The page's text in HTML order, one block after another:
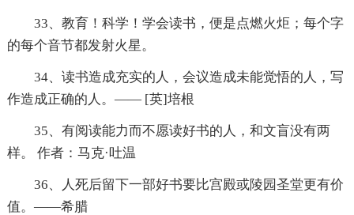
33、教育！科学！学会读书，便是点燃火炬；每个字
的每个音节都发射火星。
34、读书造成充实的人，会议造成未能觉悟的人，写
作造成正确的人。—— [英]培根
35、有阅读能力而不愿读好书的人，和文盲没有两
样。 作者：马克·吐温
36、人死后留下一部好书要比宫殿或陵园圣堂更有价
值。——希腊